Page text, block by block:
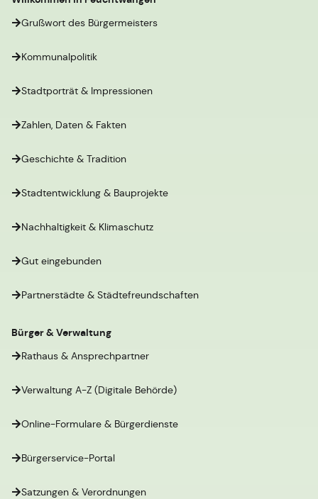
Grußwort des Bürgermeisters
Kommunalpolitik
Stadtporträt & Impressionen
Zahlen, Daten & Fakten
Geschichte & Tradition
Stadtentwicklung & Bauprojekte
Nachhaltigkeit & Klimaschutz
Gut eingebunden
Partnerstädte & Städtefreundschaften
Bürger & Verwaltung
Rathaus & Ansprechpartner
Verwaltung A-Z (Digitale Behörde)
Online-Formulare & Bürgerdienste
Bürgerservice-Portal
Satzungen & Verordnungen